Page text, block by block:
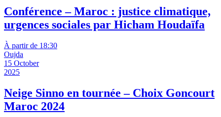
Conférence – Maroc : justice climatique,
urgences sociales par Hicham Houdaïfa
À partir de 18:30
Oujda
15 October
2025
Neige Sinno en tournée – Choix Goncourt
Maroc 2024